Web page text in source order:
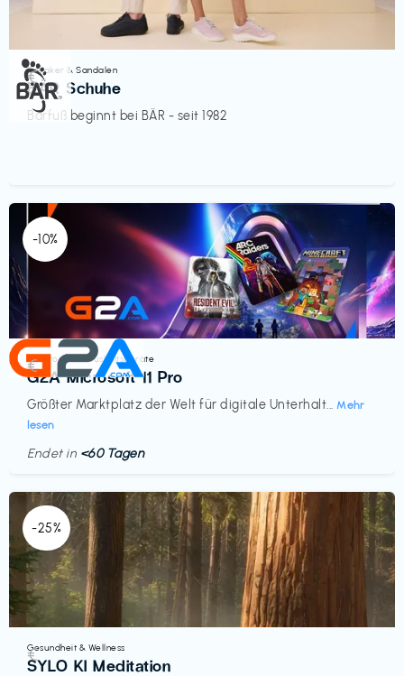
Sneaker & Sandalen
BÄR Schuhe
Barfuß beginnt bei BÄR - seit 1982
€‎
-10%
Elektronik & Haushaltsgeräte
G2A Microsoft 11 Pro
Größter Marktplatz der Welt für digitale Unterhalt... Mehr
lesen
€‎
Endet in <60 Tagen
-25%
Gesundheit & Wellness
SYLO KI Meditation
€‎